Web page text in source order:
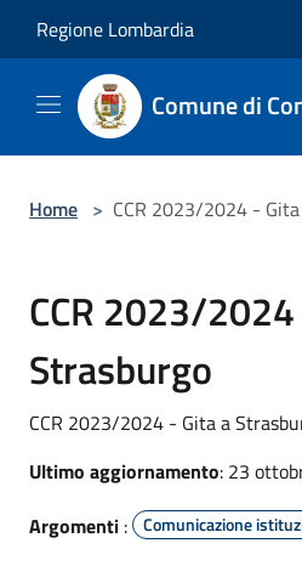
Regione Lombardia
Comune di
Home > CCR 2023/2024 -
CCR 2023/
Strasburgo
CCR 2023/2024 - Gita a
Ultimo aggiornamento: 23
Argomenti : Comunicazione